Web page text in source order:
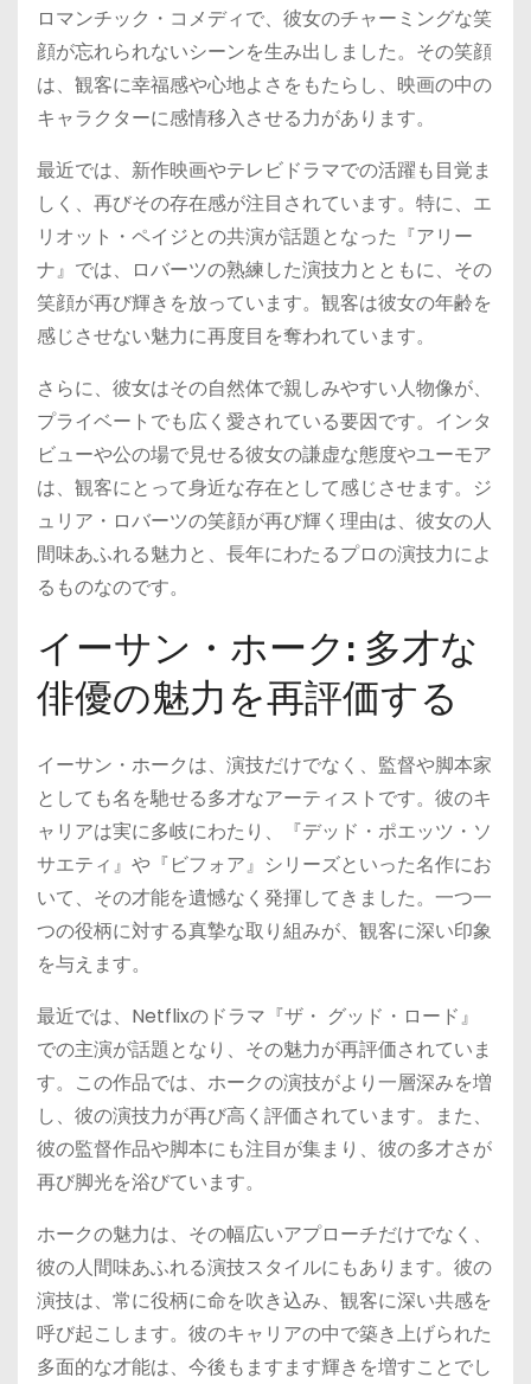
ロマンチック・コメディで、彼女のチャーミングな笑
顔が忘れられないシーンを生み出しました。その笑顔
は、観客に幸福感や心地よさをもたらし、映画の中の
キャラクターに感情移入させる力があります。
最近では、新作映画やテレビドラマでの活躍も目覚ま
しく、再びその存在感が注目されています。特に、エ
リオット・ペイジとの共演が話題となった『アリー
ナ』では、ロバーツの熟練した演技力とともに、その
笑顔が再び輝きを放っています。観客は彼女の年齢を
感じさせない魅力に再度目を奪われています。
さらに、彼女はその自然体で親しみやすい人物像が、
プライベートでも広く愛されている要因です。インタ
ビューや公の場で見せる彼女の謙虚な態度やユーモア
は、観客にとって身近な存在として感じさせます。ジ
ュリア・ロバーツの笑顔が再び輝く理由は、彼女の人
間味あふれる魅力と、長年にわたるプロの演技力によ
るものなのです。
イーサン・ホーク: 多才な
俳優の魅力を再評価する
イーサン・ホークは、演技だけでなく、監督や脚本家
としても名を馳せる多才なアーティストです。彼のキ
ャリアは実に多岐にわたり、『デッド・ポエッツ・ソ
サエティ』や『ビフォア』シリーズといった名作にお
いて、その才能を遺憾なく発揮してきました。一つ一
つの役柄に対する真摯な取り組みが、観客に深い印象
を与えます。
最近では、Netflixのドラマ『ザ・ グッド・ロード』
での主演が話題となり、その魅力が再評価されていま
す。この作品では、ホークの演技がより一層深みを増
し、彼の演技力が再び高く評価されています。また、
彼の監督作品や脚本にも注目が集まり、彼の多才さが
再び脚光を浴びています。
ホークの魅力は、その幅広いアプローチだけでなく、
彼の人間味あふれる演技スタイルにもあります。彼の
演技は、常に役柄に命を吹き込み、観客に深い共感を
呼び起こします。彼のキャリアの中で築き上げられた
多面的な才能は、今後もますます輝きを増すことでし